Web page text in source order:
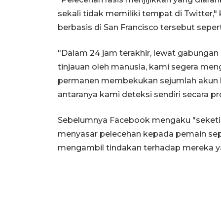
sekali tidak memiliki tempat di Twitter,"
berbasis di San Francisco tersebut
"Dalam 24 jam terakhir, lewat
tinjauan oleh manusia, kami segera
permanen membekukan sejumlah
antaranya kami deteksi sendiri secara
Sebelumnya Facebook mengaku
menyasar pelecehan kepada pemain
mengambil tindakan terhadap mereka